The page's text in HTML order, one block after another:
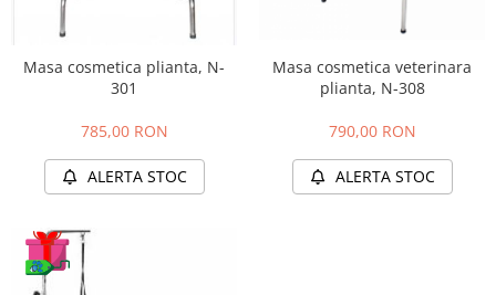
Masa cosmetica plianta, N-
301
785,00 RON
ALERTA STOC
Masa cosmetica veterinara
plianta, N-308
790,00 RON
ALERTA STOC